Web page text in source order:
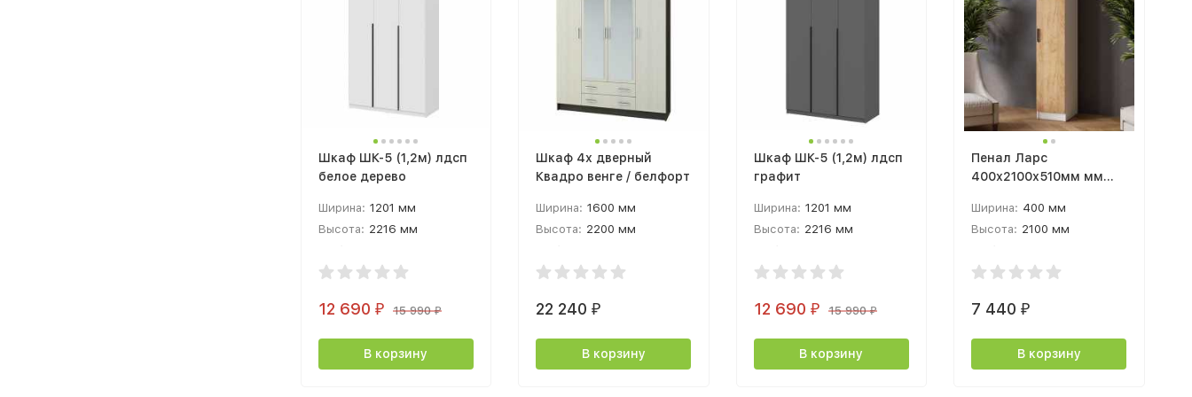
Шкаф ШК-5 (1,2м) лдсп
белое дерево
Ширина: 1201 мм
Высота: 2216 мм
12 690 ₽ 15 990₽
В корзину
Шкаф 4х дверный
Квадро венге / белфорт
Ширина: 1600 мм
Высота: 2200 мм
22 240 ₽
В корзину
Шкаф ШК-5 (1,2м) лдсп
графит
Ширина: 1201 мм
Высота: 2216 мм
12 690 ₽ 15 990₽
В корзину
Пенал Ларс
400х2100х510мм мм
золотой
Ширина: 400 мм
Высота: 2100 мм
7 440 ₽
В корзину